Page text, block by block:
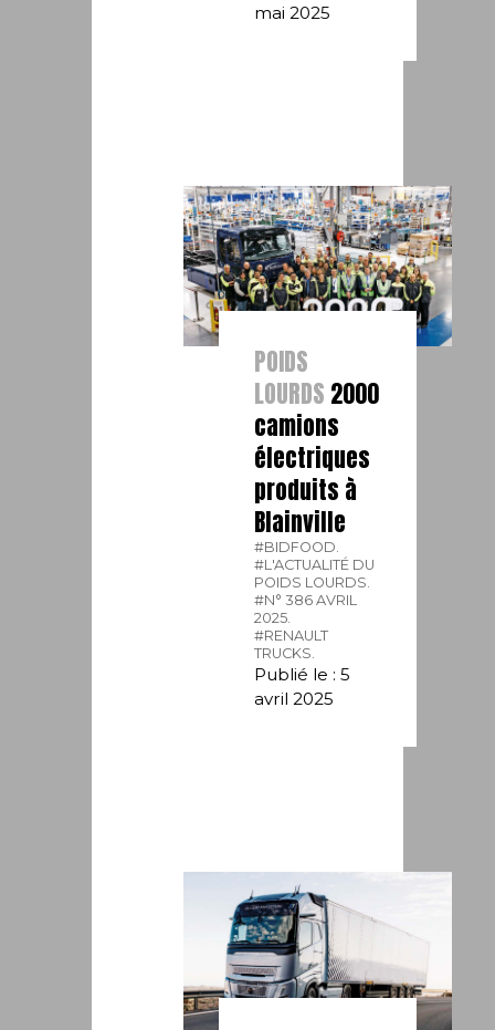
mai 2025
POIDS
LOURDS 2000
camions
électriques
produits à
Blainville
#BIDFOOD.
#L'ACTUALITÉ DU
POIDS LOURDS.
#N° 386 AVRIL
2025.
#RENAULT
TRUCKS.
Publié le : 5
avril 2025